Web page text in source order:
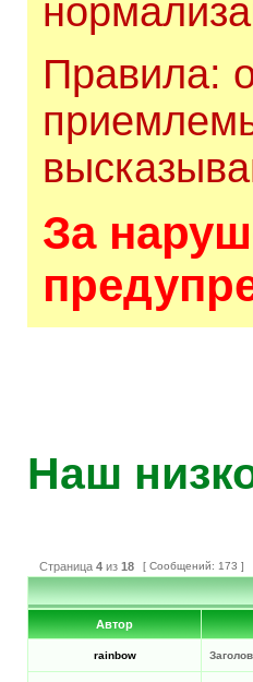
Правила:
За
Наш
Страница 4 из 18 [ Сообщений: 173 ]
Автор
rainbow